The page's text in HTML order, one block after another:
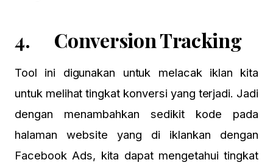
4. Conversion Tracking
Tool ini digunakan untuk melacak iklan kita
untuk melihat tingkat konversi yang terjadi. Jadi
dengan menambahkan sedikit kode pada
halaman website yang di iklankan dengan
Facebook Ads, kita dapat mengetahui tingkat